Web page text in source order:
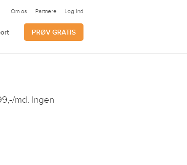
Om os Partnere Log ind
PRØV GRATIS
md. Ingen